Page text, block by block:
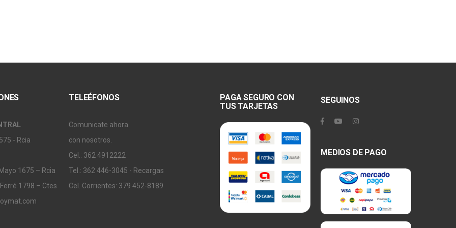
- Rcia
1675 – Rcia
1798 – Ctes
TELEÉFONOS
Comunicate ahora
con nosotros.
Cel.: 362 4912222
Tel.: 362 446-3045 - Recargas
Cel. Corrientes: 379 452-8189
PAGA SEGURO CON
TUS TARJETAS
SEGUINOS
MEDIOS DE PAGO